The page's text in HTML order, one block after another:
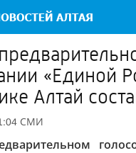
«Единой
Алтай
СМИ